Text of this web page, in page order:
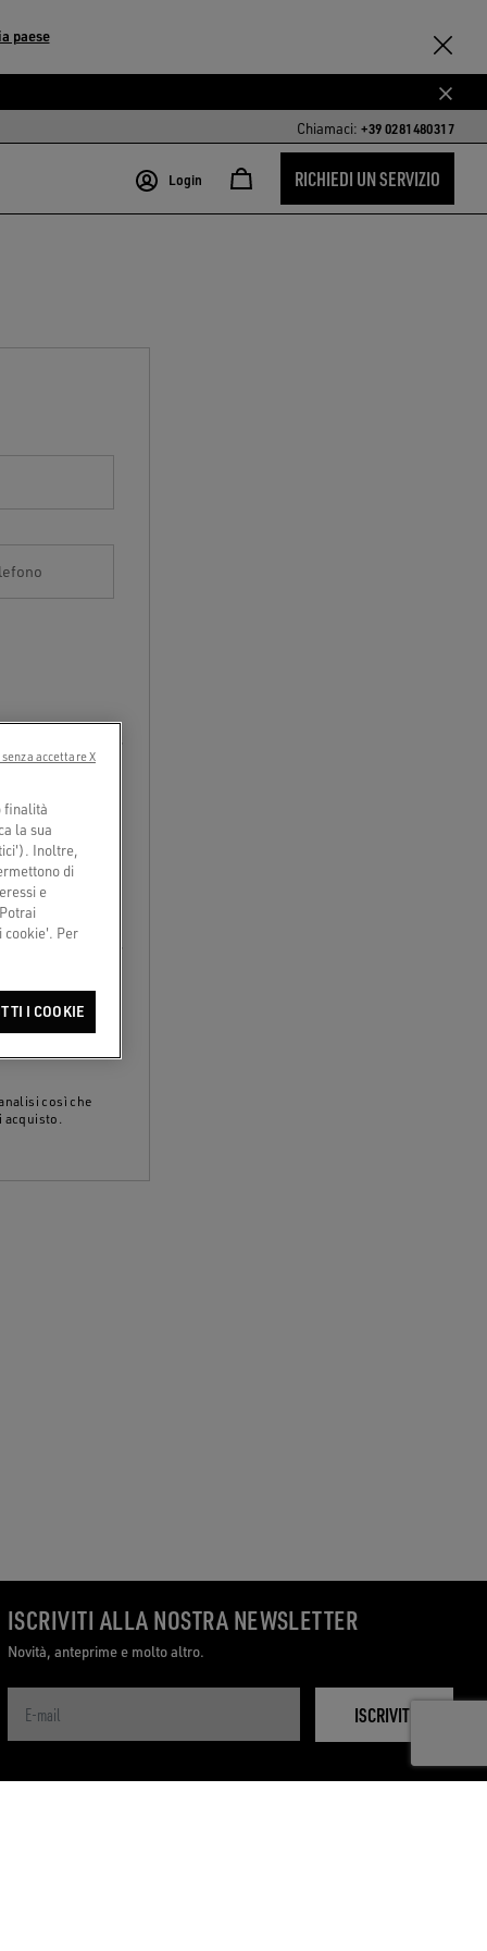
paese
Chiamaci:+39 0281480317
Login RICHIEDI UN SERVIZIO
dichiari di
per:
così che
acquisto.
ISCRIVITI ALLA NOSTRA NEWSLETTER
Novità, anteprime e molto altro.
ISCRIVITI
finalità
la sua
Inoltre,
di
e
cookie'. Per
I COOKIE
accettare X